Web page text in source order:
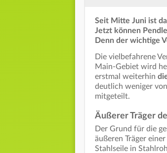
Seit Mitte Juni ist
Jetzt können
Denn der wichtige
Die vielbefahrene
Main-Gebiet wird
erstmal weiterhin
deutlich weniger
mitgeteilt.
Äußerer Träger
Der Grund für die
äußeren Träger
Stahlseile in